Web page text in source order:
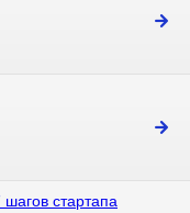
стартапа